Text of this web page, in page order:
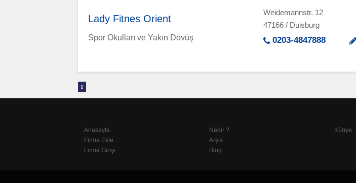
Lady Fitnes Orient
Spor Okulları ve Yakın Dövüş
Weidemannstr. 12
47166 / Duisburg
0203-4847888
1
Anasayfa
Firma Ekle
Firma Girişi
Nedir ?
Arşiv
Blog
Künye